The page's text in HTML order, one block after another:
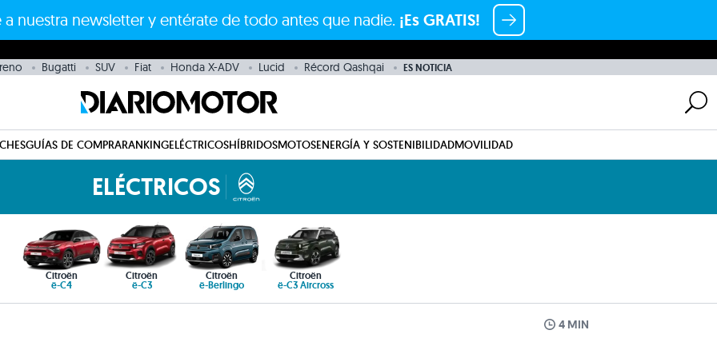
a nuestra newsletter y entérate de todo antes que nadie. ¡Es GRATIS!
Bugatti SUV Fiat Honda X-ADV Lucid Récord Qashqai ES NOTICIA
GUÍAS DE COMPRARANKINGELÉCTRICOSHÍBRIDOSMOTOSENERGÍA Y SOSTENIBILIDADMOVILIDAD
ELÉCTRICOS
Citroën
ë-C4
Citroën
ë-C3
Citroën
ë-Berlingo
Citroën
ë-C3 Aircross
4 MIN